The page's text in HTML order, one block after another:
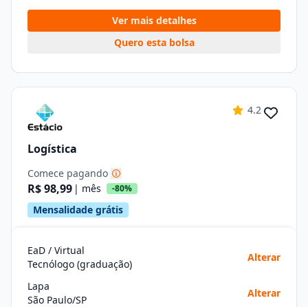
Ver mais detalhes
Quero esta bolsa
4.2
Logística
Comece pagando
R$ 98,99 | mês -80%
Mensalidade grátis
EaD / Virtual
Tecnólogo (graduação)
Alterar
Lapa
São Paulo/SP
Alterar